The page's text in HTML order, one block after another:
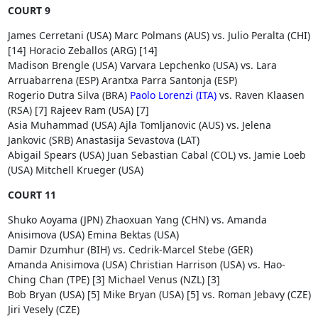
COURT 9
James Cerretani (USA) Marc Polmans (AUS) vs. Julio Peralta (CHI)
[14] Horacio Zeballos (ARG) [14]
Madison Brengle (USA) Varvara Lepchenko (USA) vs. Lara
Arruabarrena (ESP) Arantxa Parra Santonja (ESP)
Rogerio Dutra Silva (BRA) Paolo Lorenzi (ITA)vs. Raven Klaasen
(RSA) [7] Rajeev Ram (USA) [7]
Asia Muhammad (USA) Ajla Tomljanovic (AUS) vs. Jelena
Jankovic (SRB) Anastasija Sevastova (LAT)
Abigail Spears (USA) Juan Sebastian Cabal (COL) vs. Jamie Loeb
(USA) Mitchell Krueger (USA)
COURT 11
Shuko Aoyama (JPN) Zhaoxuan Yang (CHN) vs. Amanda
Anisimova (USA) Emina Bektas (USA)
Damir Dzumhur (BIH) vs. Cedrik-Marcel Stebe (GER)
Amanda Anisimova (USA) Christian Harrison (USA) vs. Hao-
Ching Chan (TPE) [3] Michael Venus (NZL) [3]
Bob Bryan (USA) [5] Mike Bryan (USA) [5] vs. Roman Jebavy (CZE)
Jiri Vesely (CZE)